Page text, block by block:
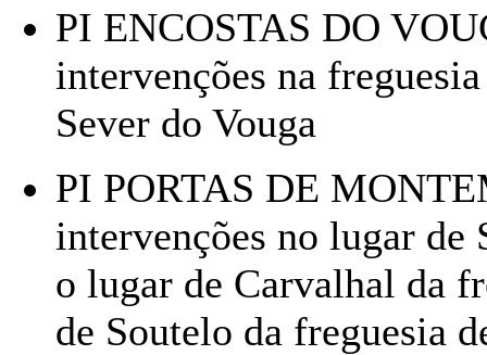
PI ENCOSTAS DO
intervenções na
Sever do Vouga
PI PORTAS DE
intervenções no lugar
o lugar de Carvalhal da
de Soutelo da freguesia